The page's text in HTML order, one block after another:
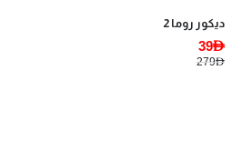
ديكور روما 2
39AED
279AED